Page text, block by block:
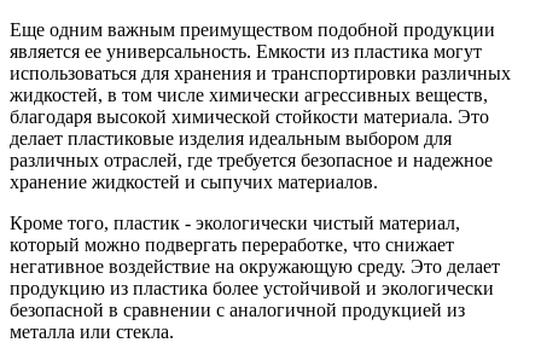
Еще одним важным преимуществом подобной продукции
является ее универсальность. Емкости из пластика могут
использоваться для хранения и транспортировки различных
жидкостей, в том числе химически агрессивных веществ,
благодаря высокой химической стойкости материала. Это
делает пластиковые изделия идеальным выбором для
различных отраслей, где требуется безопасное и надежное
хранение жидкостей и сыпучих материалов.
Кроме того, пластик - экологически чистый материал,
который можно подвергать переработке, что снижает
негативное воздействие на окружающую среду. Это делает
продукцию из пластика более устойчивой и экологически
безопасной в сравнении с аналогичной продукцией из
металла или стекла.